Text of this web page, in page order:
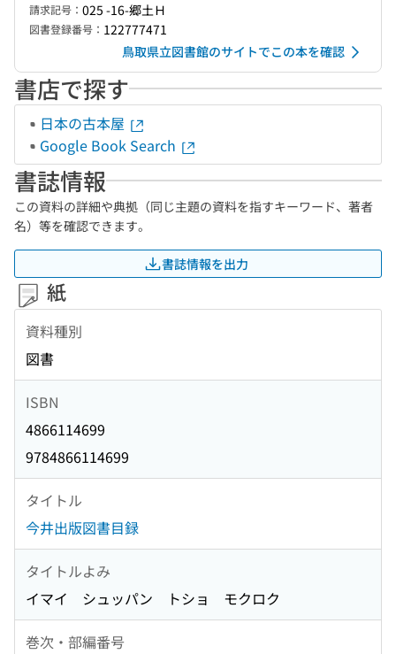
請求記号： 025 -16-郷土Ｈ
図書登録番号： 122777471
鳥取県立図書館のサイトでこの本を確認
書店で探す
日本の古本屋
Google Book Search
書誌情報
この資料の詳細や典拠（同じ主題の資料を指すキーワード、著者
名）等を確認できます。
書誌情報を出力
紙
資料種別
図書
ISBN
4866114699
9784866114699
タイトル
今井出版図書目録
タイトルよみ
イマイ シュッパン トショ モクロク
巻次・部編番号